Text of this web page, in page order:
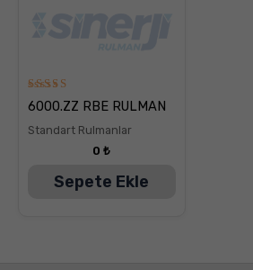
5
üzerinden
oy aldı
6000.ZZ RBE RULMAN
Standart Rulmanlar
0₺
Sepete Ekle